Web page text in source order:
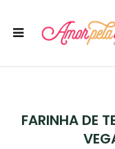
FARINHA DE